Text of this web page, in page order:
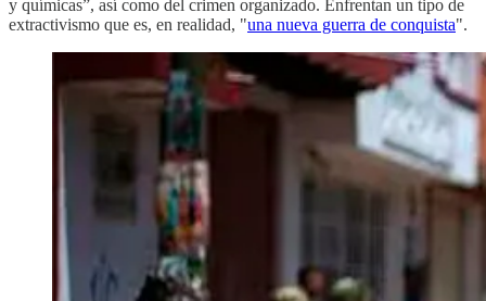
y químicas”, así como del crimen organizado. Enfrentan un tipo de
extractivismo que es, en realidad, "una nueva guerra de conquista".